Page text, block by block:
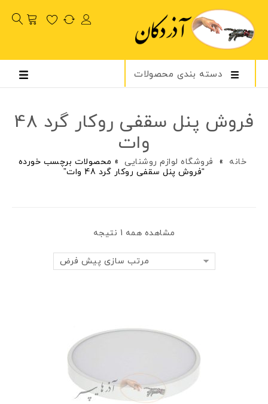
دسته بندی محصولات
فروش پنل سقفی روکار گرد 48
وات
خانه » فروشگاه لوازم روشنایی » محصولات برچسب خورده
“فروش پنل سقفی روکار گرد 48 وات”
مشاهده همه 1 نتیجه
مرتب سازی پیش فرض